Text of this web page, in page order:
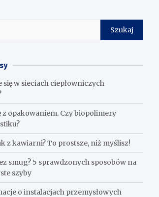
Szukaj
się w sieciach ciepłowniczych
z opakowaniem. Czy biopolimery
z kawiarni? To prostsze, niż myślisz!
smug? 5 sprawdzonych sposobów na
szyby
o instalacjach przemysłowych